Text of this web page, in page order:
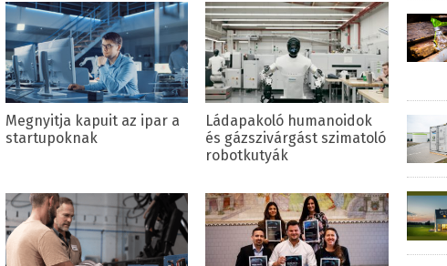
Megnyitja kapuit az ipar a
startupoknak
Ládapakoló humanoidok
és gázszivárgást szimatoló
robotkutyák